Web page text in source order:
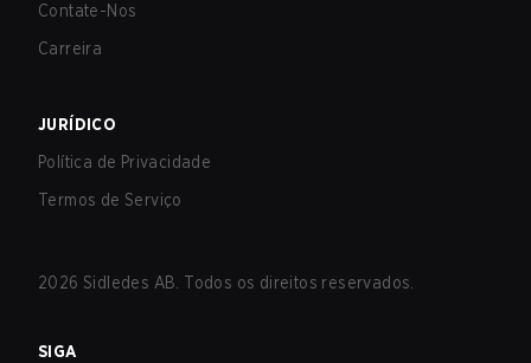
Contate-Nos
Carreira
JURÍDICO
Política de Privacidade
Termos de Serviço
2026 Sidledes AB. Todos os direitos reservados.
SIGA